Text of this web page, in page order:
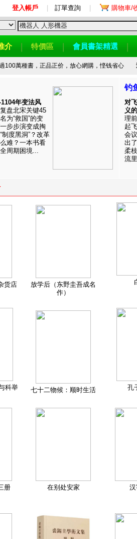
登入帳戶 訂單查詢 購物車/
介 特價區 會員書架精選
100萬種書，正品正价，放心網購，悭钱省心
年变法风
复盘北宋关键45
为“救国”的变
步步演变成掏
制度黑洞”？改革
难？一本书看
周期困境...
钓
对
义
理
起
会
出
柔
流
货店
放学后（东野圭吾成名
作）
科举 七十二物候：顺时生活 孔
册 在别处安家 汉